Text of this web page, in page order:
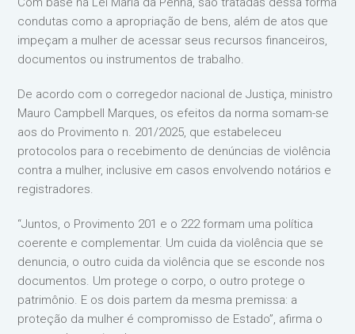
condutas como a apropriação de bens, além de atos que
impeçam a mulher de acessar seus recursos financeiros,
documentos ou instrumentos de trabalho.
De acordo com o corregedor nacional de Justiça, ministro
Mauro Campbell Marques, os efeitos da norma somam-se
aos do Provimento n. 201/2025, que estabeleceu
protocolos para o recebimento de denúncias de violência
contra a mulher, inclusive em casos envolvendo notários e
registradores.
“Juntos, o Provimento 201 e o 222 formam uma política
coerente e complementar. Um cuida da violência que se
denuncia, o outro cuida da violência que se esconde nos
documentos. Um protege o corpo, o outro protege o
patrimônio. E os dois partem da mesma premissa: a
proteção da mulher é compromisso de Estado”, afirma o